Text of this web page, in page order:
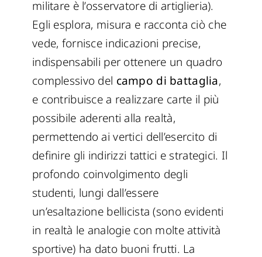
militare è l’osservatore di artiglieria).
Egli esplora, misura e racconta ciò che
vede, fornisce indicazioni precise,
indispensabili per ottenere un quadro
complessivo del campo di battaglia,
e contribuisce a realizzare carte il più
possibile aderenti alla realtà,
permettendo ai vertici dell’esercito di
definire gli indirizzi tattici e strategici. Il
profondo coinvolgimento degli
studenti, lungi dall’essere
un’esaltazione bellicista (sono evidenti
in realtà le analogie con molte attività
sportive) ha dato buoni frutti. La